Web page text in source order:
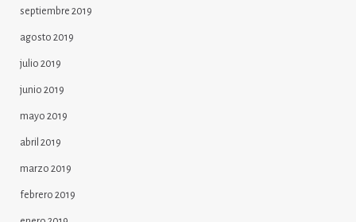
septiembre 2019
agosto 2019
julio 2019
junio 2019
mayo 2019
abril 2019
marzo 2019
febrero 2019